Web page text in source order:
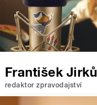
František Jirků
redaktor zpravodajství